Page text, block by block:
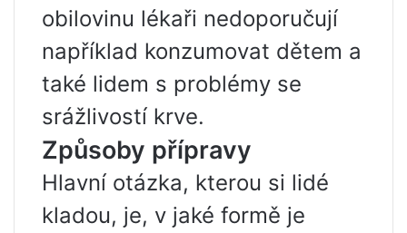
obilovinu lékaři nedoporučují
například konzumovat dětem a
také lidem s problémy se
srážlivostí krve.
Způsoby přípravy
Hlavní otázka, kterou si lidé
kladou, je, v jaké formě je